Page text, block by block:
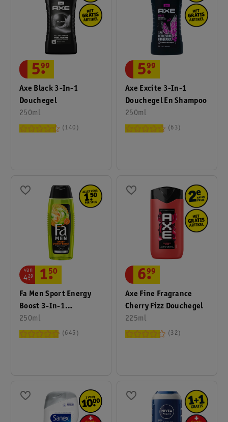
Axe Black 3-In-1
Douchegel
250ml
5.
99
140
Axe Excite 3-In-1
Douchegel En Shampoo
250ml
5.
99
63
Fa Men Sport Energy
Boost 3-In-1
Douchegel
250ml
van
4.29 1.
50
645
Axe Fine Fragrance
Cherry Fizz Douchegel
225ml
6.
99
32